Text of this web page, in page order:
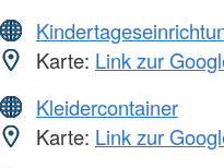
Karte: Link zur
Kleidercontainer
Karte: Link zur